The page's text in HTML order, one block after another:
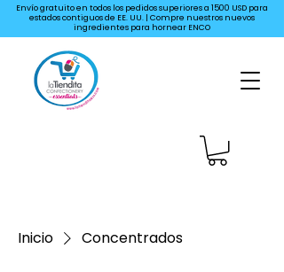
Envío gratuito en todos los pedidos superiores a 1500 USD para
estados contiguos de EE. UU. | Compre nuestros nuevos
ingredientes para hornear ENCO
Inicio Concentrados